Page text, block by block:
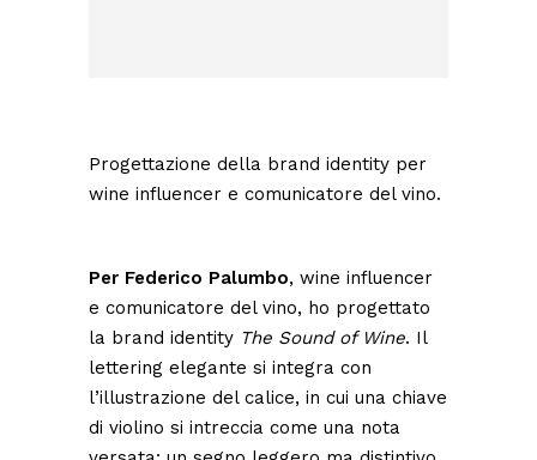
Progettazione della brand identity per
wine influencer e comunicatore del vino.
Per Federico Palumbo, wine influencer
e comunicatore del vino, ho progettato
la brand identity The Sound of Wine. Il
lettering elegante si integra con
l’illustrazione del calice, in cui una chiave
di violino si intreccia come una nota